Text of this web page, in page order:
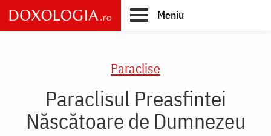
Skip
to
main
Meniu
Paraclise
Paraclisul Preasfintei
Născătoare de Dumnezeu